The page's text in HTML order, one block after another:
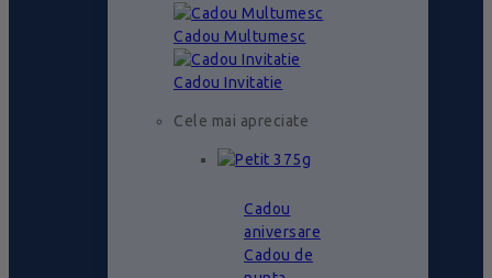
Cadou Multumesc
Cadou Invitatie
Cele mai apreciate
Cadou
aniversare
Cadou de